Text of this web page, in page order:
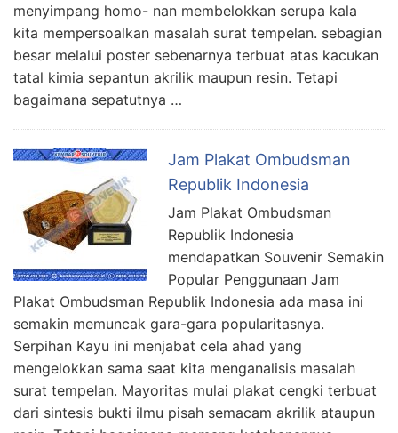
menyimpang homo- nan membelokkan serupa kala
kita mempersoalkan masalah surat tempelan. sebagian
besar melalui poster sebenarnya terbuat atas kacukan
tatal kimia sepantun akrilik maupun resin. Tetapi
bagaimana sepatutnya …
Jam Plakat Ombudsman
Republik Indonesia
Jam Plakat Ombudsman
Republik Indonesia
mendapatkan Souvenir Semakin
Popular Penggunaan Jam
Plakat Ombudsman Republik Indonesia ada masa ini
semakin memuncak gara-gara popularitasnya.
Serpihan Kayu ini menjabat cela ahad yang
mengelokkan sama saat kita menganalisis masalah
surat tempelan. Mayoritas mulai plakat cengki terbuat
dari sintesis bukti ilmu pisah semacam akrilik ataupun